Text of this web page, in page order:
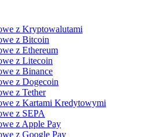
z Kryptowalutami
z Bitcoin
z Ethereum
z Litecoin
z Binance
z Dogecoin
z Tether
z Kartami Kredytowymi
z SEPA
z Apple Pay
z Google Pay